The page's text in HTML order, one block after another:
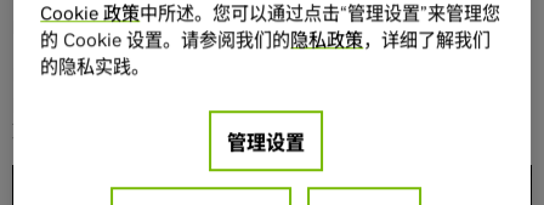
NVIDIA的医疗史
NVIDIA在VR游戏、AI 和自动驾驶汽车领域的成果不断抢占新
联手取得的非凡成绩。
Cookie 政策中所述。您可以通过点击“管理设置”来管理您
的 Cookie 设置。请参阅我们的隐私政策，详细了解我们
的隐私实践。
管理设置